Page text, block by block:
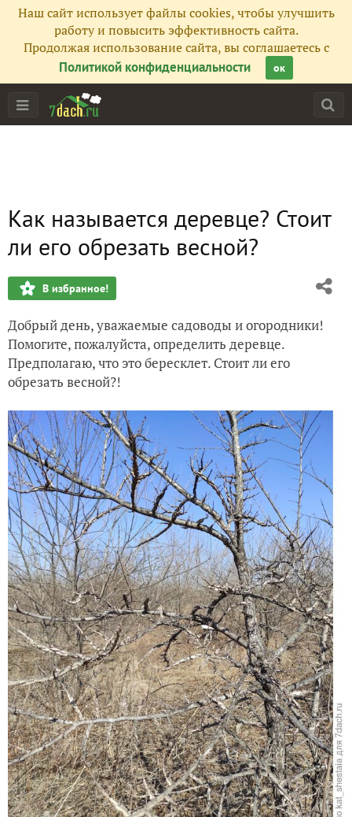
Наш сайт использует файлы cookies, чтобы улучшить
работу и повысить эффективность сайта.
Продолжая использование сайта, вы соглашаетесь с
Политикой конфиденциальности
ок
Как называется деревце? Стоит
ли его обрезать весной?
В избранное!
Добрый день, уважаемые садоводы и огородники!
Помогите, пожалуйста, определить деревце.
Предполагаю, что это бересклет. Стоит ли его
обрезать весной?!